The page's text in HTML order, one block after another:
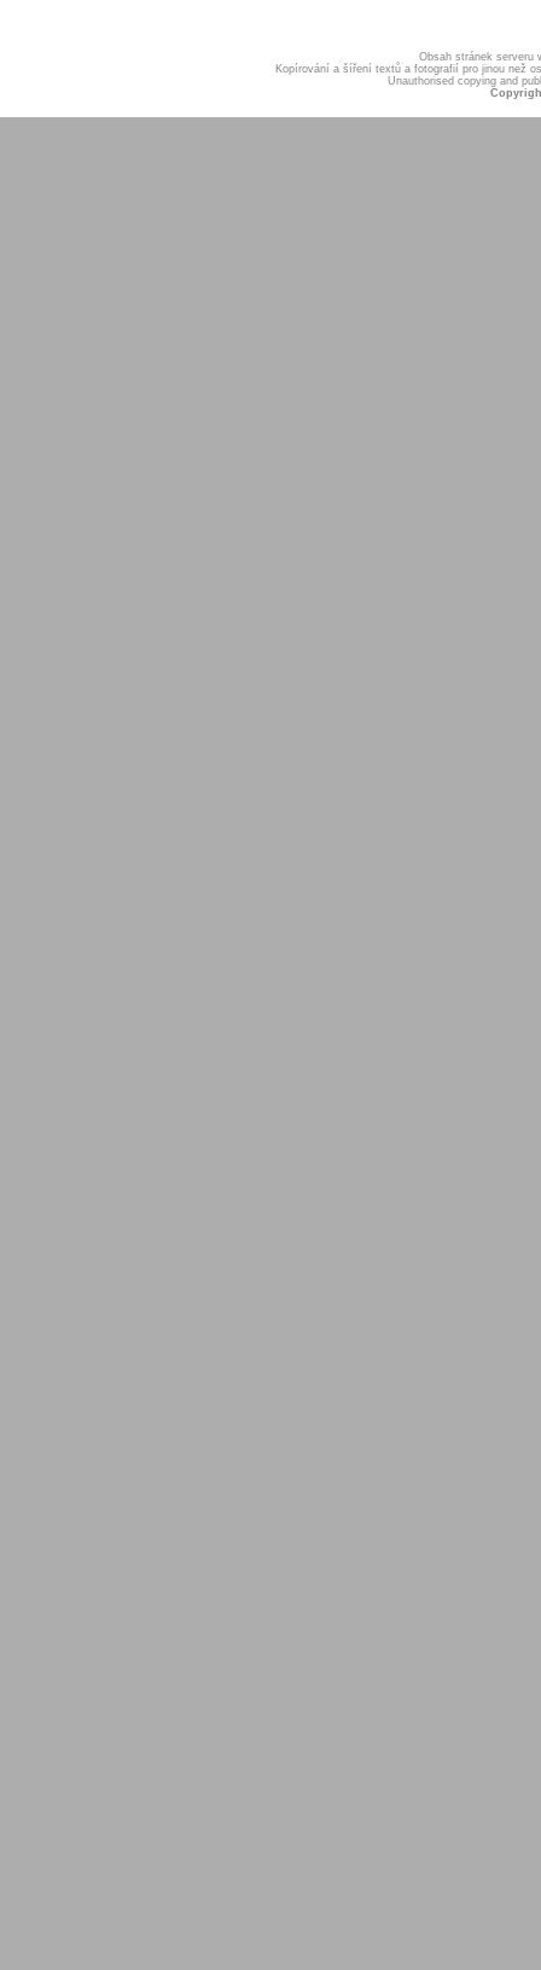
Obsah stránek serveru
Kopírování a šíření textů a fotografií pro jinou než
Unauthorised copying and